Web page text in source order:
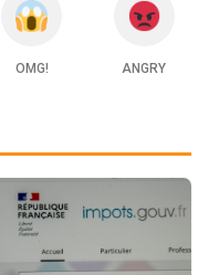
OMG! ANGRY